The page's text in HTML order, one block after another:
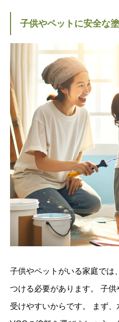
子供やペットに安全な
子供やペットがいる家庭では
つける必要があります。 子
受けやすいからです。 まず